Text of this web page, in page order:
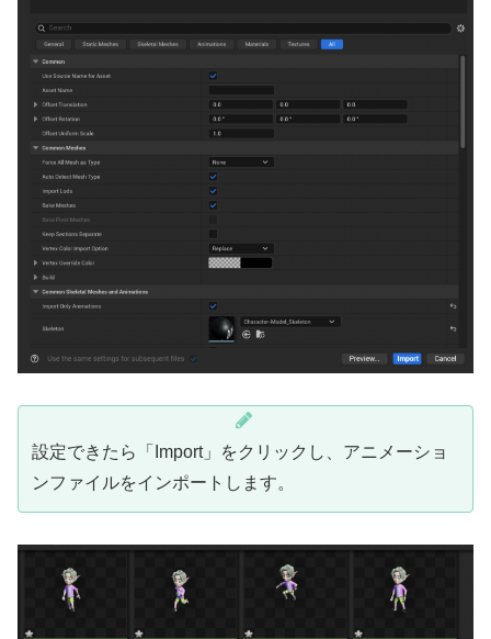
設定できたら「Import」をクリックし、アニメーショ
ンファイルをインポートします。